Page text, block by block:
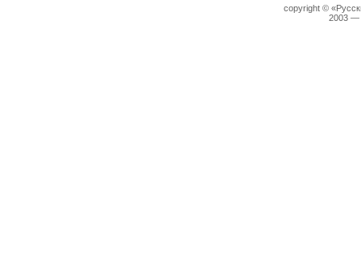
copyright ©
2003 —